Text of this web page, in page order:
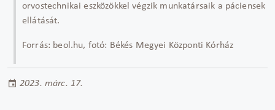
orvostechnikai eszközökkel végzik munkatársaik a páciensek
ellátását.
Forrás: beol.hu, fotó: Békés Megyei Központi Kórház
2023. márc. 17.